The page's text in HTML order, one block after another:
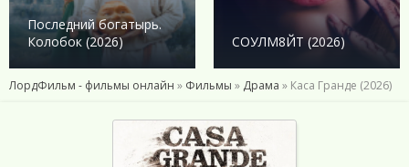
Последний богатырь.
Колобок (2026)
СОУЛМ8ЙТ (2026)
ЛордФильм - фильмы онлайн » Фильмы » Драма » Каса Гранде (2026)